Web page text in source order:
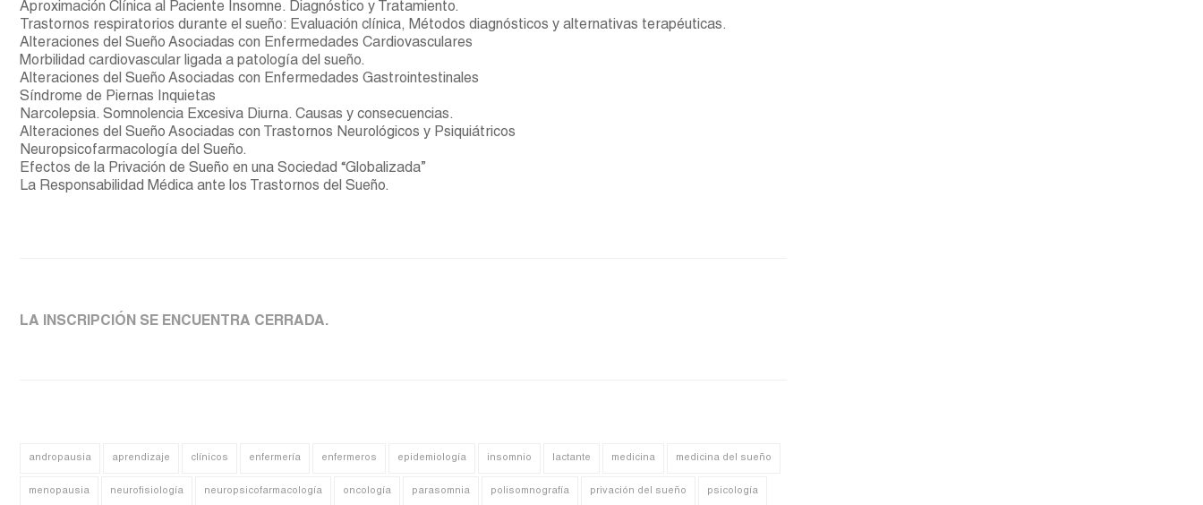
Aproximación Clínica al Paciente Insomne. Diagnóstico y Tratamiento.
Trastornos respiratorios durante el sueño: Evaluación clínica, Métodos diagnósticos y alternativas terapéuticas.
Alteraciones del Sueño Asociadas con Enfermedades Cardiovasculares
Morbilidad cardiovascular ligada a patología del sueño.
Alteraciones del Sueño Asociadas con Enfermedades Gastrointestinales
Síndrome de Piernas Inquietas
Narcolepsia. Somnolencia Excesiva Diurna. Causas y consecuencias.
Alteraciones del Sueño Asociadas con Trastornos Neurológicos y Psiquiátricos
Neuropsicofarmacología del Sueño.
Efectos de la Privación de Sueño en una Sociedad “Globalizada”
La Responsabilidad Médica ante los Trastornos del Sueño.
LA INSCRIPCIÓN SE ENCUENTRA CERRADA.
andropausia aprendizaje clínicos enfermería enfermeros epidemiología insomnio lactante medicina medicina del sueño
menopausia neurofisiología neuropsicofarmacología oncología parasomnia polisomnografía privación del sueño psicología